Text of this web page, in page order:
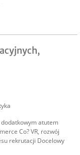
atutem
Co? VR, rozwój
rekrutacji Docelowy